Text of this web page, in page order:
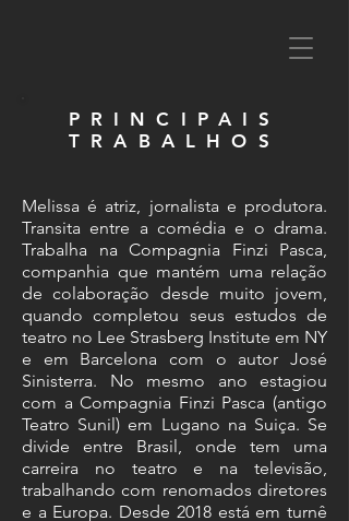
PRINCIPAIS
TRABALHOS
Melissa é atriz, jornalista e produtora.
Transita entre a comédia e o drama.
Trabalha na Compagnia Finzi Pasca,
companhia que mantém uma relação
de colaboração desde muito jovem,
quando completou seus estudos de
teatro no Lee Strasberg Institute em NY
e em Barcelona com o autor José
Sinisterra. No mesmo ano estagiou
com a Compagnia Finzi Pasca (antigo
Teatro Sunil) em Lugano na Suiça. Se
divide entre Brasil, onde tem uma
carreira no teatro e na televisão,
trabalhando com renomados diretores
e a Europa. Desde 2018 está em turnê